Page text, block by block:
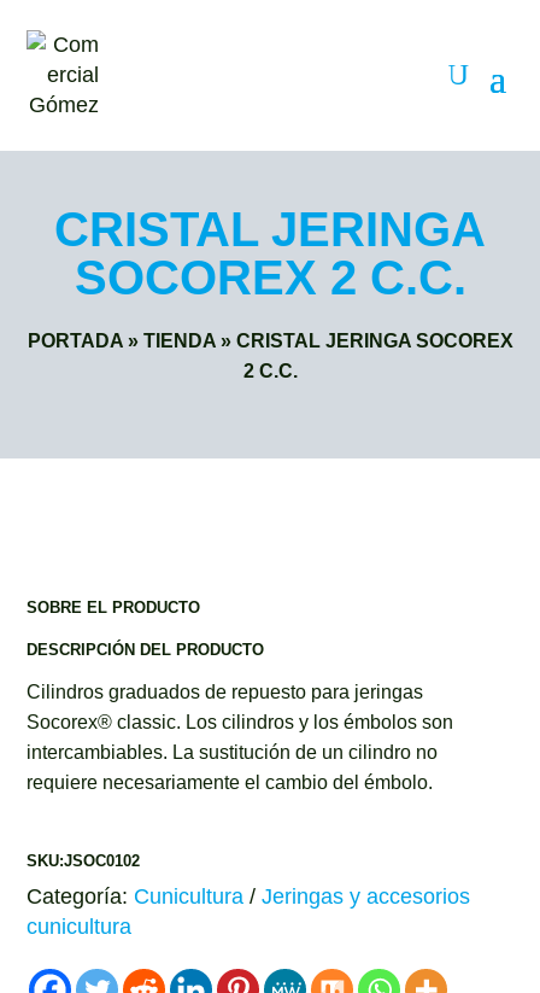
CRISTAL JERINGA
SOCOREX 2 C.C.
PORTADA» TIENDA» CRISTAL JERINGA SOCOREX
2 C.C.
SOBRE EL PRODUCTO
DESCRIPCIÓN DEL PRODUCTO
Cilindros graduados de repuesto para jeringas
Socorex® classic. Los cilindros y los émbolos son
intercambiables. La sustitución de un cilindro no
requiere necesariamente el cambio del émbolo.
SKU:JSOC0102
Categoría: Cunicultura /Jeringas y accesorios
cunicultura